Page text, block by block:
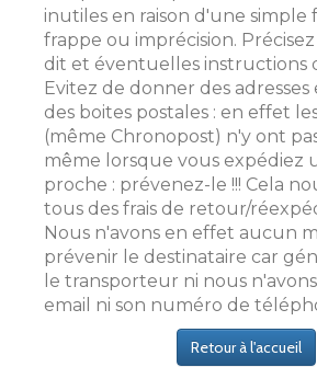
inutiles en raison d'une simple
frappe ou imprécision.
dit et éventuelles instructions
Evitez de donner des adresses
des boites postales : en effet
(même Chronopost) n'y ont pas
même lorsque vous expédiez
proche : prévenez-le !!! Cela
tous des frais de retour/
Nous n'avons en effet aucun
prévenir le destinataire car
le transporteur ni nous
email ni son numéro de
Retour à l'accueil